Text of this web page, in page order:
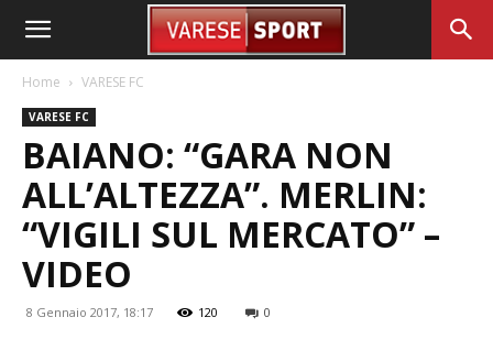
Home VARESE FC
VARESE FC
BAIANO: “GARA NON
ALL’ALTEZZA”. MERLIN:
“VIGILI SUL MERCATO” –
VIDEO
8 Gennaio 2017, 18:17 120 0